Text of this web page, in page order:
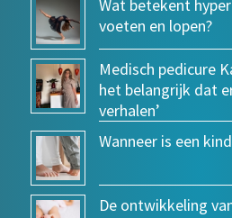
Wat betekent
voeten en lopen?
Medisch pedicure
het belangrijk dat
verhalen’
Wanneer is een
De ontwikkeling